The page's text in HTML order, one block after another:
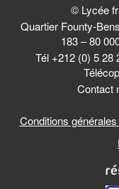
© Lycée
Quartier Founty-
183 – 80
Tél +212 (0) 5 28
Contact
Conditions